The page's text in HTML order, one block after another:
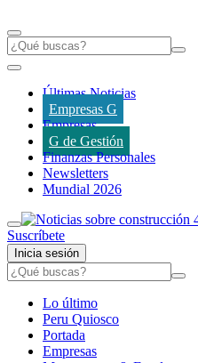
Últimas Noticias
Empresas G
Empresas
G de Gestión
Finanzas Personales
Newsletters
Mundial 2026
Suscríbete
Inicia sesión
Lo último
Peru Quiosco
Portada
Empresas